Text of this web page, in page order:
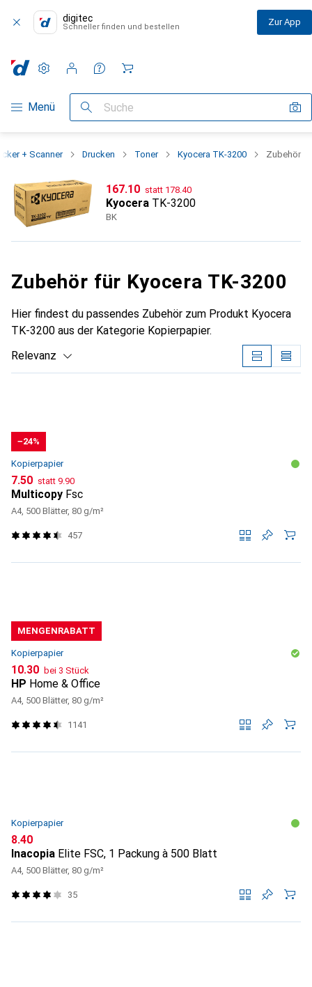
digitec
Schneller finden und bestellen Zur App
Navigation nach Kategorien
Menü Suche
Einstellungen
Kundenkonto
Vergleichslisten
Merklisten
Warenkorb
+ Scanner Drucken Toner Kyocera TK-3200 Zubehör
CHF
167.10 statt CHF
178.40
Kyocera TK-3200
BK
Zubehör für Kyocera TK-3200
Hier findest du passendes Zubehör zum Produkt Kyocera
TK-3200 aus der Kategorie Kopierpapier.
Relevanz
−24%
Kopierpapier
CHF
7.50 statt CHF
9.90
Multicopy Fsc
A4, 500 Blätter, 80 g/m²
457
MENGENRABATT
Kopierpapier
CHF
10.30 bei 3 Stück
HP Home & Office
A4, 500 Blätter, 80 g/m²
1141
Kopierpapier
CHF
8.40
Inacopia Elite FSC, 1 Packung à 500 Blatt
A4, 500 Blätter, 80 g/m²
35